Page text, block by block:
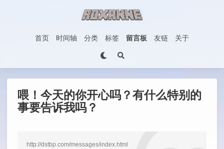
首页 时间轴 分类 标签 留言板 友链 关于
喂！今天的你开心吗？有什么特别的
事要告诉我吗？
http://dstbp.com/messages/index.html